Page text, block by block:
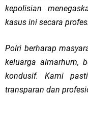
kepolisian
kasus ini secara
Polri berharap
keluarga almarhum,
kondusif. Kami
transparan dan